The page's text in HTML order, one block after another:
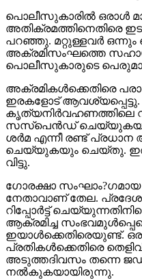
പൊലീസുകാരില്‍ ഒരാള്‍
അതിക്രമത്തിനെതിരെ
പറഞ്ഞു. മറ്റുള്ളവര്‍ ഒന്നും
അക്രമിസംഘത്തെ
പൊലീസുകാരുടെ
അക്രമികള്‍ക്കെതിരെ
ഇരകളോട്
കൃത്യനിര്‍വഹണത്തിലെ
സസ്‌പെന്‍ഡ് ചെയ്യുകയും
ശര്‍മ എന്നീ രണ്ട് പ്രധാന
ചെയ്യുകയും ചെയ്തു.
വിട്ടു.
ഗോരക്ഷാ സംഘാം?ഗമായ
നേതാവാണ് തേല.
റിപ്പോര്‍ട്ട്
ആക്രമിച്ച
ഇയാള്‍ക്കെതിരെയുണ്ട്. ഒരു
പ്രതികള്‍ക്കെതിരെ
അടുത്തദിവസം തന്നെ
നല്‍കുകയായിരുന്നു.